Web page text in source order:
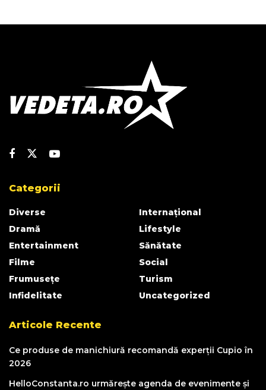
Categorii
Diverse
Dramă
Entertainment
Filme
Frumusețe
Infidelitate
Internațional
Lifestyle
Sănătate
Social
Turism
Uncategorized
Articole Recente
Ce produse de manichiură recomandă experții Cupio în
2026
HelloConstanta.ro urmărește agenda de evenimente și